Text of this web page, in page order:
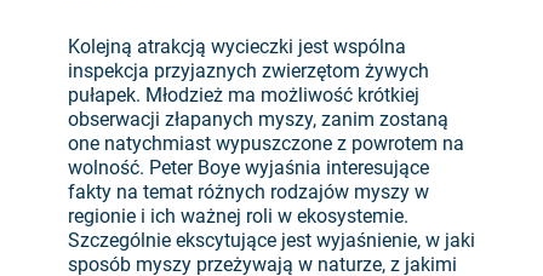
Kolejną atrakcją wycieczki jest wspólna
inspekcja przyjaznych zwierzętom żywych
pułapek. Młodzież ma możliwość krótkiej
obserwacji złapanych myszy, zanim zostaną
one natychmiast wypuszczone z powrotem na
wolność. Peter Boye wyjaśnia interesujące
fakty na temat różnych rodzajów myszy w
regionie i ich ważnej roli w ekosystemie.
Szczególnie ekscytujące jest wyjaśnienie, w jaki
sposób myszy przeżywają w naturze, z jakimi